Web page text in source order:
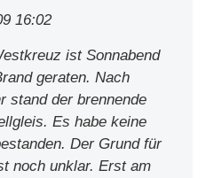
16:02
ist Sonnabend
geraten. Nach
stand der brennende
Es habe keine
Der Grund für
noch unklar. Erst am